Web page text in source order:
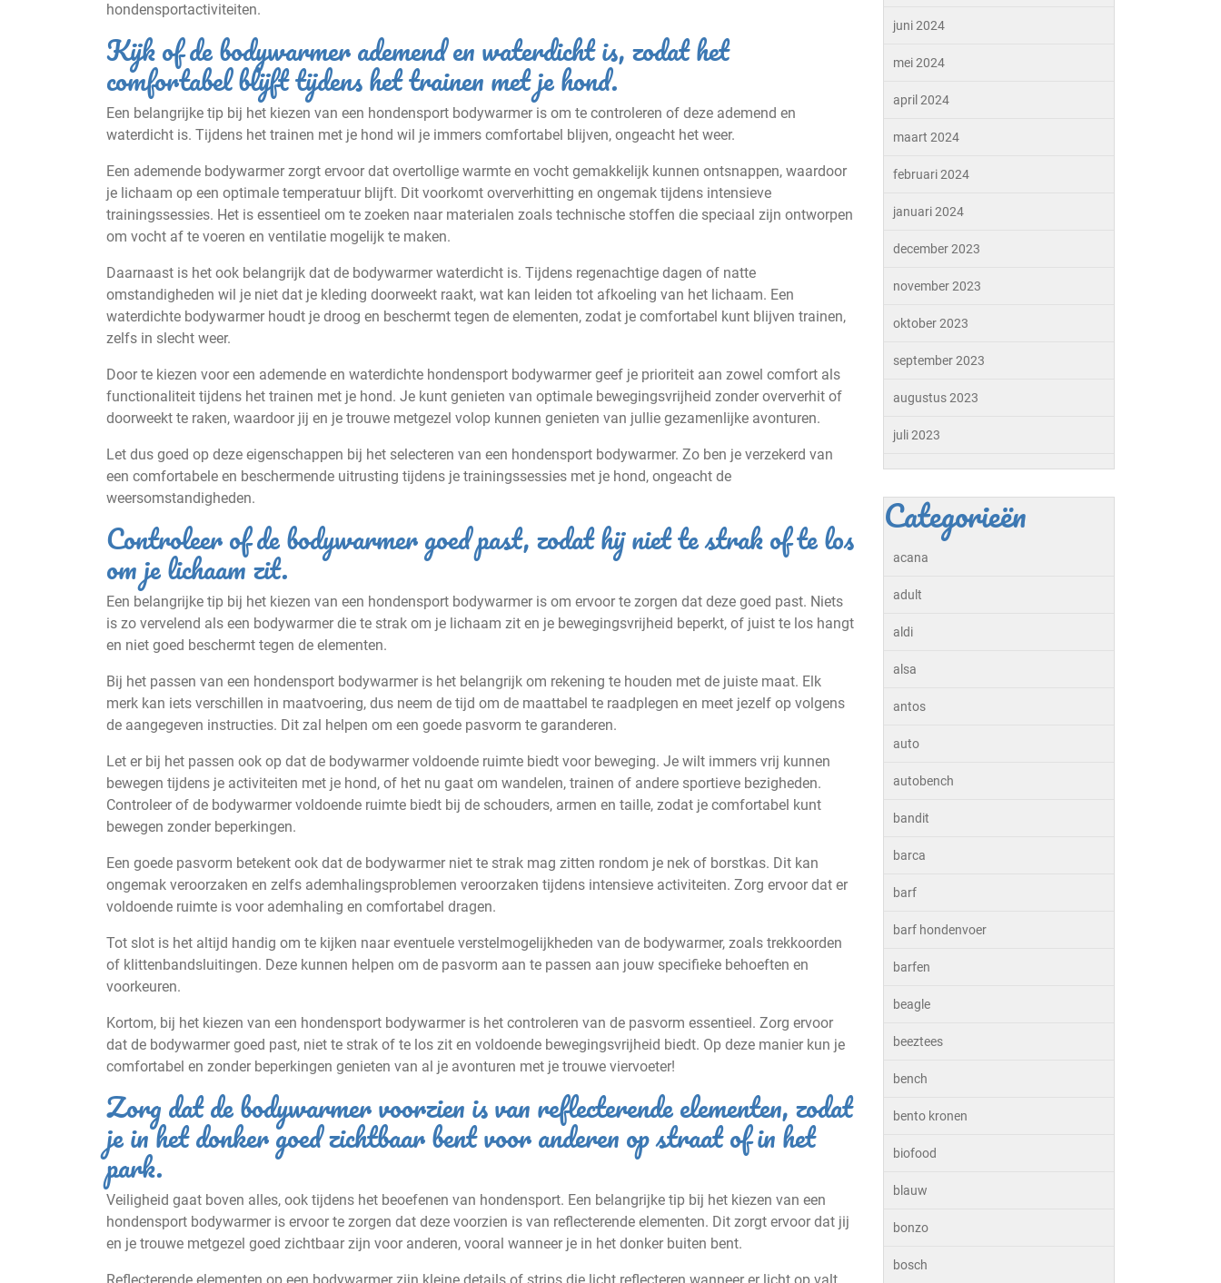
hondensportactiviteiten.
Kijk of de bodywarmer ademend en waterdicht is, zodat het
comfortabel blijft tijdens het trainen met je hond.
Een belangrijke tip bij het kiezen van een hondensport bodywarmer is om te controleren of deze ademend en
waterdicht is. Tijdens het trainen met je hond wil je immers comfortabel blijven, ongeacht het weer.
Een ademende bodywarmer zorgt ervoor dat overtollige warmte en vocht gemakkelijk kunnen ontsnappen, waardoor
je lichaam op een optimale temperatuur blijft. Dit voorkomt oververhitting en ongemak tijdens intensieve
trainingssessies. Het is essentieel om te zoeken naar materialen zoals technische stoffen die speciaal zijn ontworpen
om vocht af te voeren en ventilatie mogelijk te maken.
Daarnaast is het ook belangrijk dat de bodywarmer waterdicht is. Tijdens regenachtige dagen of natte
omstandigheden wil je niet dat je kleding doorweekt raakt, wat kan leiden tot afkoeling van het lichaam. Een
waterdichte bodywarmer houdt je droog en beschermt tegen de elementen, zodat je comfortabel kunt blijven trainen,
zelfs in slecht weer.
Door te kiezen voor een ademende en waterdichte hondensport bodywarmer geef je prioriteit aan zowel comfort als
functionaliteit tijdens het trainen met je hond. Je kunt genieten van optimale bewegingsvrijheid zonder oververhit of
doorweekt te raken, waardoor jij en je trouwe metgezel volop kunnen genieten van jullie gezamenlijke avonturen.
Let dus goed op deze eigenschappen bij het selecteren van een hondensport bodywarmer. Zo ben je verzekerd van
een comfortabele en beschermende uitrusting tijdens je trainingssessies met je hond, ongeacht de
weersomstandigheden.
Controleer of de bodywarmer goed past, zodat hij niet te strak of te los
om je lichaam zit.
Een belangrijke tip bij het kiezen van een hondensport bodywarmer is om ervoor te zorgen dat deze goed past. Niets
is zo vervelend als een bodywarmer die te strak om je lichaam zit en je bewegingsvrijheid beperkt, of juist te los hangt
en niet goed beschermt tegen de elementen.
Bij het passen van een hondensport bodywarmer is het belangrijk om rekening te houden met de juiste maat. Elk
merk kan iets verschillen in maatvoering, dus neem de tijd om de maattabel te raadplegen en meet jezelf op volgens
de aangegeven instructies. Dit zal helpen om een goede pasvorm te garanderen.
Let er bij het passen ook op dat de bodywarmer voldoende ruimte biedt voor beweging. Je wilt immers vrij kunnen
bewegen tijdens je activiteiten met je hond, of het nu gaat om wandelen, trainen of andere sportieve bezigheden.
Controleer of de bodywarmer voldoende ruimte biedt bij de schouders, armen en taille, zodat je comfortabel kunt
bewegen zonder beperkingen.
Een goede pasvorm betekent ook dat de bodywarmer niet te strak mag zitten rondom je nek of borstkas. Dit kan
ongemak veroorzaken en zelfs ademhalingsproblemen veroorzaken tijdens intensieve activiteiten. Zorg ervoor dat er
voldoende ruimte is voor ademhaling en comfortabel dragen.
Tot slot is het altijd handig om te kijken naar eventuele verstelmogelijkheden van de bodywarmer, zoals trekkoorden
of klittenbandsluitingen. Deze kunnen helpen om de pasvorm aan te passen aan jouw specifieke behoeften en
voorkeuren.
Kortom, bij het kiezen van een hondensport bodywarmer is het controleren van de pasvorm essentieel. Zorg ervoor
dat de bodywarmer goed past, niet te strak of te los zit en voldoende bewegingsvrijheid biedt. Op deze manier kun je
comfortabel en zonder beperkingen genieten van al je avonturen met je trouwe viervoeter!
Zorg dat de bodywarmer voorzien is van reflecterende elementen, zodat
je in het donker goed zichtbaar bent voor anderen op straat of in het
park.
Veiligheid gaat boven alles, ook tijdens het beoefenen van hondensport. Een belangrijke tip bij het kiezen van een
hondensport bodywarmer is ervoor te zorgen dat deze voorzien is van reflecterende elementen. Dit zorgt ervoor dat jij
en je trouwe metgezel goed zichtbaar zijn voor anderen, vooral wanneer je in het donker buiten bent.
juni 2024
mei 2024
april 2024
maart 2024
februari 2024
januari 2024
december 2023
november 2023
oktober 2023
september 2023
augustus 2023
juli 2023
Categorieën
acana
adult
aldi
alsa
antos
auto
autobench
bandit
barca
barf
barf hondenvoer
barfen
beagle
beeztees
bench
bento kronen
biofood
blauw
bonzo
bosch